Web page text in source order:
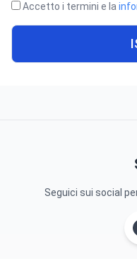
Accetto i termini e la
Seguici sui social